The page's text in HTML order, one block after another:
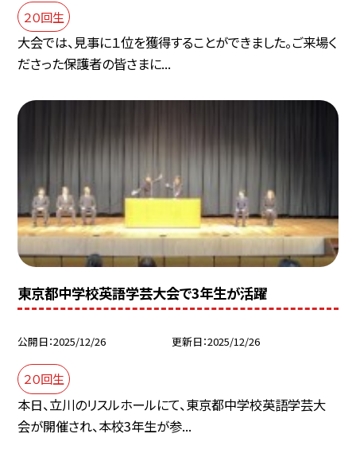
２０回生
大会では、見事に１位を獲得することができました。ご来場く
ださった保護者の皆さまに...
東京都中学校英語学芸大会で3年生が活躍
公開日 2025/12/26 更新日 2025/12/26
２０回生
本日、立川のリスルホールにて、東京都中学校英語学芸大
会が開催され、本校3年生が参...